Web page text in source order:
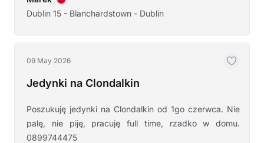
Dublin 15 - Blanchardstown - Dublin
09 May 2026
Jedynki na Clondalkin
Poszukuję jedynki na Clondalkin od 1go czerwca. Nie
palę, nie piję, pracuję full time, rzadko w domu.
0899744475